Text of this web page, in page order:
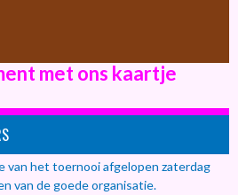
met ons kaartje
van het toernooi afgelopen zaterdag
van de goede organisatie.